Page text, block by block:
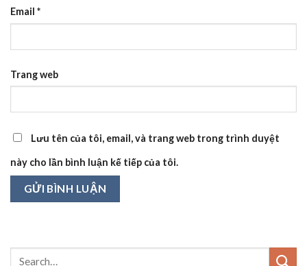
Email *
Trang web
Lưu tên của tôi, email, và trang web trong trình duyệt
này cho lần bình luận kế tiếp của tôi.